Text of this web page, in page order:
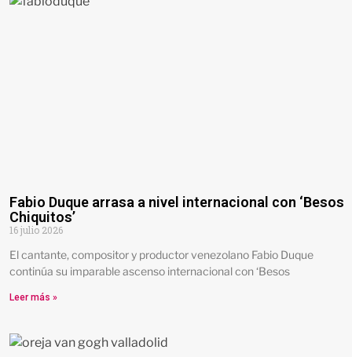
Fabio Duque arrasa a nivel internacional con ‘Besos
Chiquitos’
16 julio 2026
El cantante, compositor y productor venezolano Fabio Duque
continúa su imparable ascenso internacional con ‘Besos
Leer más »